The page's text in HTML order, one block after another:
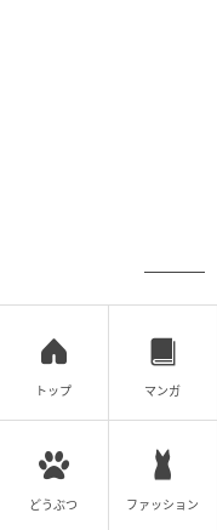
トップ マンガ
どうぶつ ファッション